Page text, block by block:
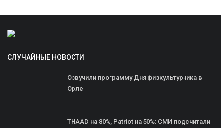
СЛУЧАЙНЫЕ НОВОСТИ
Озвучили программу Дня физкультурника в
Орле
THAAD на 80%, Patriot на 50%: СМИ подсчитали